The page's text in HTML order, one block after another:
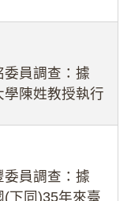
並以手機傳送
委員調查：據
陳姓教授執行
。(115教調
委員調查：據
下同)35年來臺